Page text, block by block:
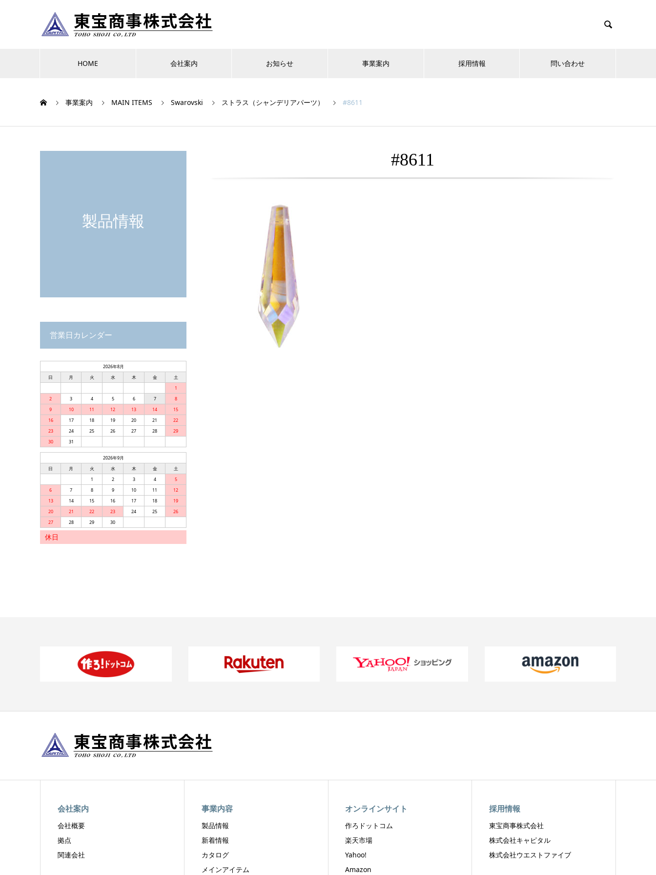

HOME 会社案内 お知らせ 事業案内 採用情報 問い合わせ
事業案内 MAIN ITEMS Swarovski ストラス（シャンデリアパーツ） #8611
製品情報
#8611
営業日カレンダー
2026年8月
日
月 火 水 木 金
土
1
2
3 4 5 6 7
8
9
10 11 12 13 14
15
16
17 18 19 20 21
22
23
24 25 26 27 28
29
30
31
2026年9月
日
月 火 水 木 金
土
1
2 3 4
5
6
7 8 9 10 11
12
13
14 15 16 17 18
19
20
21 22 23 24 25
26
27
28 29 30
休日
会社案内
会社概要
拠点
関連会社
事業内容
製品情報
新着情報
カタログ
メインアイテム
オンラインサイト
作ろドットコム
楽天市場
Yahoo!
Amazon
採用情報
東宝商事株式会社
株式会社キャピタル
株式会社ウエストファイブ